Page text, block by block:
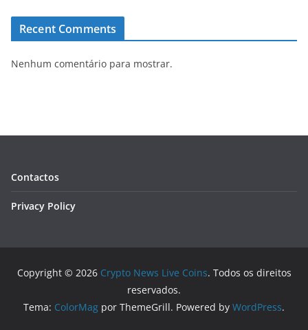
Recent Comments
Nenhum comentário para mostrar.
Contactos
Privacy Policy
Copyright © 2026 Crypto News Live Coins. Todos os direitos
reservados.
Tema: ColorMag por ThemeGrill. Powered by WordPress.